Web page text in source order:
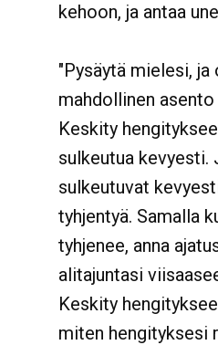
kehoon, ja antaa
"Pysäytä mielesi, ja
mahdollinen
Keskity
sulkeutua kevyesti.
sulkeutuvat
tyhjentyä. Samalla
tyhjenee, anna
alitajuntasi
Keskity
miten hengityksesi